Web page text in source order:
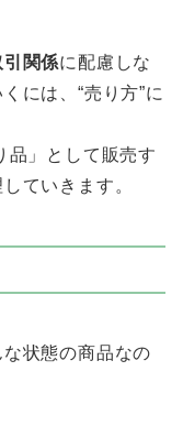
関係に配慮しな
には、“売り方”に
品」として販売す
ていきます。
状態の商品なの